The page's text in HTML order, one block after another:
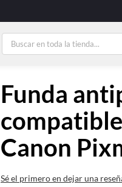
Funda
Canon
Sé el primero en dejar una